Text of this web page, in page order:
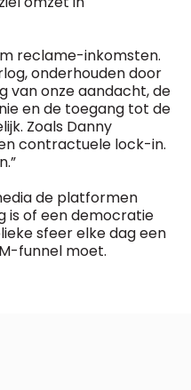
reclame-inkomsten.
onderhouden door
van onze aandacht, de
en de toegang tot de
Zoals Danny
contractuele lock-in.
de platformen
is of een democratie
sfeer elke dag een
funnel moet.